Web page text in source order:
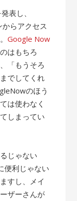
表し、
らアクセス
Google Now
はもちろ
「もうそろ
でしてくれ
のほう
は使わなく
しまってい
じゃない
便利じゃない
すし、メイ
ザーさんが